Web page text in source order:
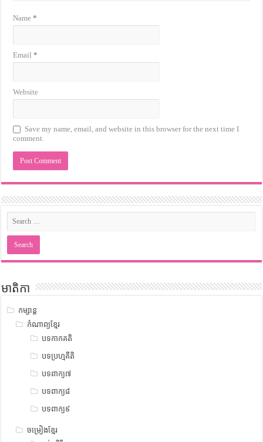
Name*
Email*
Website
Save my name, email, and website in this browser for the next time I
comment.
មាតិកា
កម្សាន្ត
កំណាព្យខ្មែរ
បទកាកគតិ
បទប្រហ្មគីតិ
បទពាក្យ៧
បទពាក្យ៨
បទពាក្យ៩
ចម្រៀងខ្មែរ